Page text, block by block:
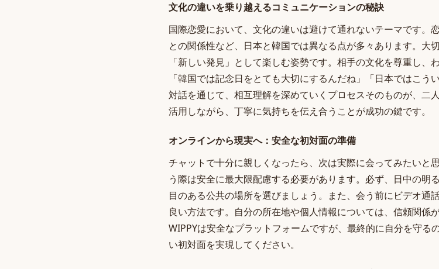
文化の違いを乗り越えるコミュニケーションの秘訣
国際恋愛において、文化の違いは避けて通れないテーマです。
との関係性など、日本と韓国では異なる点が多々あります。大
「新しい発見」として楽しむ姿勢です。相手の文化を尊重し、
「韓国では記念日をとても大切にするんだね」「日本ではこう
対話を通じて、相互理解を深めていくプロセスそのものが、二
活用しながら、丁寧に気持ちを伝え合うことが成功の鍵です。
オンラインから現実へ：安全な初対面の準備
チャットで十分に親しくなったら、次は実際に会ってみたいと
う際は安全に最大限配慮する必要があります。必ず、日中の明
目のある公共の場所を選びましょう。また、会う前にビデオ通
良い方法です。自分の所在地や個人情報については、信頼関係
WIPPYは安全なプラットフォームですが、最終的に自分を守る
い初対面を実現してください。